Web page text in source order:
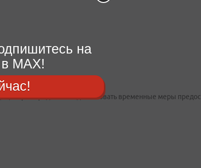
ажиотажа нет
в крае продолжают действовать временные меры
на
MAX!